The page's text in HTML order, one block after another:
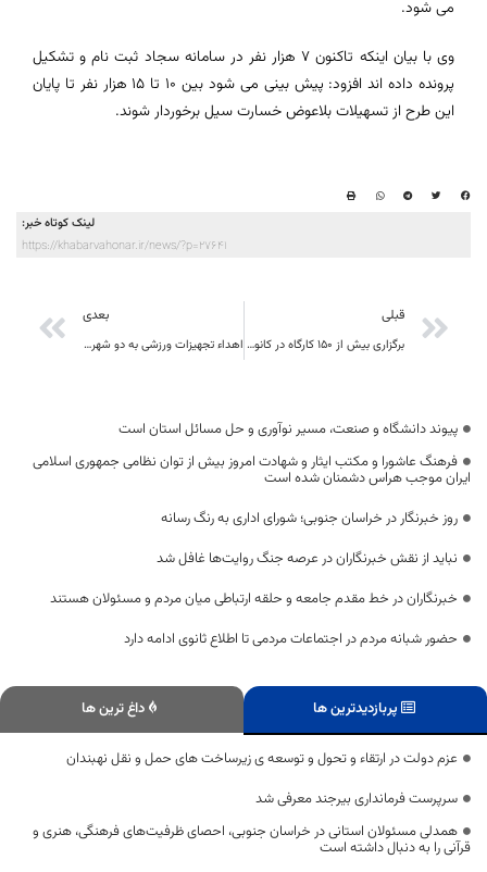
می شود.
وی با بیان اینکه تاکنون 7 هزار نفر در سامانه سجاد ثبت نام و تشکیل
پرونده داده اند افزود: پیش بینی می شود بین 10 تا 15 هزار نفر تا پایان
این طرح از تسهیلات بلاعوض خسارت سیل برخوردار شوند.
لینک کوتاه خبر:
https://khabarvahonar.ir/news/?p=27641
قبلی
برگزاری بیش از 150 کارگاه در کانون پرورش فکری خراسان جنوبی
بعدی
اهداء تجهیزات ورزشی به دو شهرستان خراسان جنوبی
پیوند دانشگاه و صنعت، مسیر نوآوری و حل مسائل استان است
فرهنگ عاشورا و مکتب ایثار و شهادت امروز بیش از توان نظامی جمهوری اسلامی
ایران موجب هراس دشمنان شده است
روز خبرنگار در خراسان جنوبی؛ شورای اداری به رنگ رسانه
نباید از نقش خبرنگاران در عرصه جنگ روایت‌ها غافل شد
خبرنگاران در خط مقدم جامعه و حلقه ارتباطی میان مردم و مسئولان هستند
حضور شبانه مردم در اجتماعات مردمی تا اطلاع ثانوی ادامه دارد
پربازدیدترین ها داغ ترین ها
عزم دولت در ارتقاء و تحول و توسعه ی زیرساخت های حمل و نقل نهبندان
سرپرست فرمانداری بیرجند معرفی شد
همدلی مسئولان استانی در خراسان جنوبی، احصای ظرفیت‌های فرهنگی، هنری و
قرآنی را به دنبال داشته است